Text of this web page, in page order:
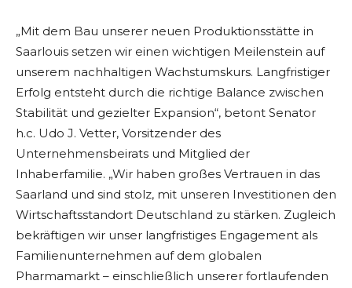
„Mit dem Bau unserer neuen Produktionsstätte in
Saarlouis setzen wir einen wichtigen Meilenstein auf
unserem nachhaltigen Wachstumskurs. Langfristiger
Erfolg entsteht durch die richtige Balance zwischen
Stabilität und gezielter Expansion“, betont Senator
h.c. Udo J. Vetter, Vorsitzender des
Unternehmensbeirats und Mitglied der
Inhaberfamilie. „Wir haben großes Vertrauen in das
Saarland und sind stolz, mit unseren Investitionen den
Wirtschaftsstandort Deutschland zu stärken. Zugleich
bekräftigen wir unser langfristiges Engagement als
Familienunternehmen auf dem globalen
Pharmamarkt – einschließlich unserer fortlaufenden